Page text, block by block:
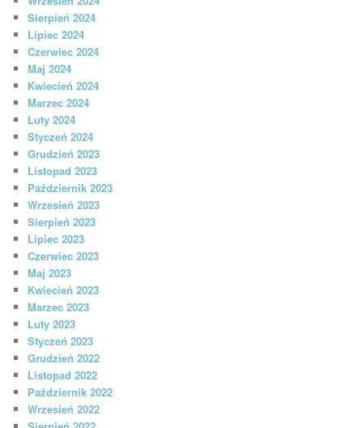
Sierpień 2024
Lipiec 2024
Czerwiec 2024
Maj 2024
Kwiecień 2024
Marzec 2024
Luty 2024
Styczeń 2024
Grudzień 2023
Listopad 2023
Październik 2023
Wrzesień 2023
Sierpień 2023
Lipiec 2023
Czerwiec 2023
Maj 2023
Kwiecień 2023
Marzec 2023
Luty 2023
Styczeń 2023
Grudzień 2022
Listopad 2022
Październik 2022
Wrzesień 2022